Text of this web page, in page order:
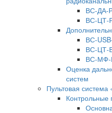
ВС-ДА-
ВС-ЦТ-
ВС-
ВС-ЦТ-
ВС-
Оценка
систем
Пультовая
Контрольные